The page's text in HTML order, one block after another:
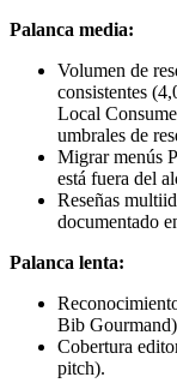
Palanca media:
Volumen de
consistentes
Local
umbrales de
Migrar menús
está fuera del
Reseñas
documentado
Palanca lenta:
Bib
Cobertura
pitch).